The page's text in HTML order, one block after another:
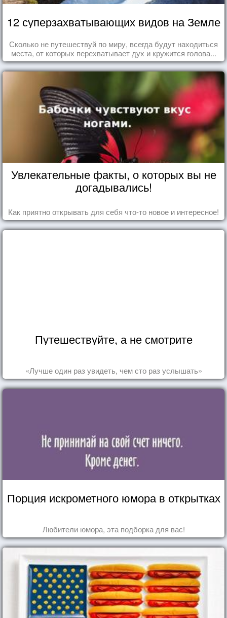
12 суперзахватывающих видов на Земле
Сколько не путешествуй по миру, всегда будут находиться
места, от которых перехватывает дух и кружится голова...
Увлекательные факты, о которых вы не
догадывались!
Как приятно открывать для себя что-то новое и интересное!
Путешествуйте, а не смотрите
«Лучше один раз увидеть, чем сто раз услышать»
Порция искрометного юмора в открытках
Любители юмора, эта подборка для вас!